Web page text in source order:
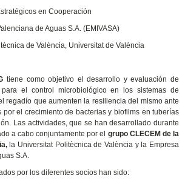
en Cooperación
de Aguas S.A. (EMIVASA)
de València, Universitat de València
tiene como objetivo el desarrollo y evaluación de
para el control microbiológico en los sistemas de
regadío que aumenten la resiliencia del mismo ante
por el crecimiento de bacterias y biofilms en tuberías
Las actividades, que se han desarrollado durante
a cabo conjuntamente por el grupo CLECEM de la
la Universitat Politècnica de València y la Empresa
S.A.
por los diferentes socios han sido: